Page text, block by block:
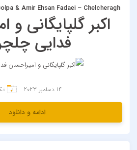
& Amir Ehsan Fadaei– Chelcheragh
اکبر گلپایگانی و
فدایی
14 دسامبر 2023
ادامه و دانلود